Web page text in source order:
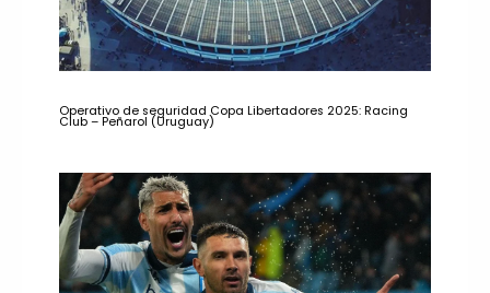
Operativo de seguridad Copa Libertadores 2025: Racing
Club – Peñarol (Uruguay)